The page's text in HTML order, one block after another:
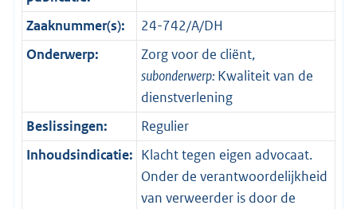
Zaaknummer(s):
24-742/A/DH
Onderwerp:
Zorg voor de cliënt,
subonderwerp: Kwaliteit van de
dienstverlening
Beslissingen:
Regulier
Inhoudsindicatie: Klacht tegen eigen advocaat.
Onder de verantwoordelijkheid
van verweerder is door de